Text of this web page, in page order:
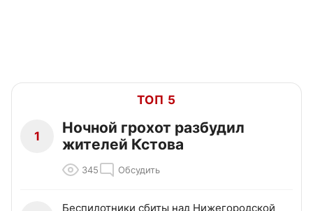
ТОП 5
1
Ночной грохот разбудил
жителей Кстова
345 Обсудить
Беспилотники сбиты над Нижегородской